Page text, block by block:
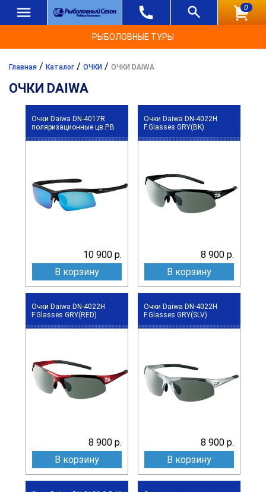
0
РЫБОЛОВНЫЕ ТУРЫ
Главная / Каталог / ОЧКИ / ОЧКИ DAIWA
ОЧКИ DAIWA
Очки Daiwa DN-4017R
поляризационные цв.P.B
10 900 р.
В корзину
Очки Daiwa DN-4022H
F.Glasses GRY(BK)
8 900 р.
В корзину
Очки Daiwa DN-4022H
F.Glasses GRY(RED)
8 900 р.
В корзину
Очки Daiwa DN-4022H
F.Glasses GRY(SLV)
8 900 р.
В корзину